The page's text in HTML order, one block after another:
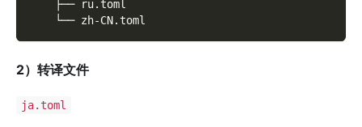
    ├── ru.toml
    └── zh-CN.toml
2）转译文件
ja.toml